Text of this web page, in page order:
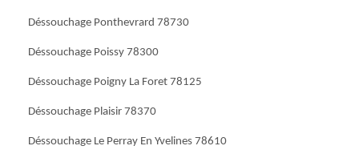
Déssouchage Ponthevrard 78730
Déssouchage Poissy 78300
Déssouchage Poigny La Foret 78125
Déssouchage Plaisir 78370
Déssouchage Le Perray En Yvelines 78610